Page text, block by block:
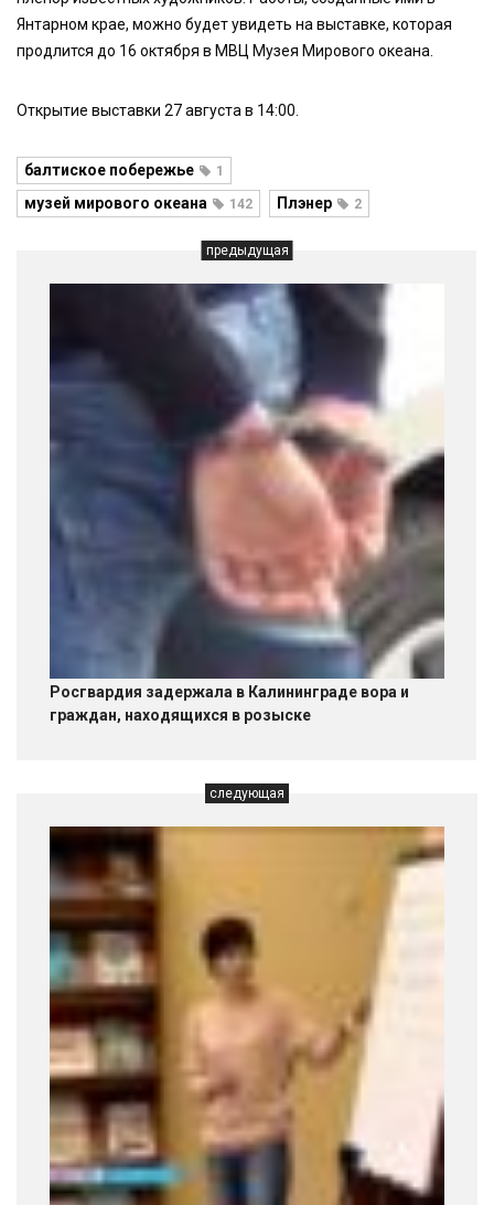
Янтарном крае, можно будет увидеть на выставке, которая
продлится до 16 октября в МВЦ Музея Мирового океана.
Открытие выставки 27 августа в 14:00.
балтиское побережье 1
музей мирового океана 142 Плэнер 2
предыдущая
Росгвардия задержала в Калининграде вора и
граждан, находящихся в розыске
следующая